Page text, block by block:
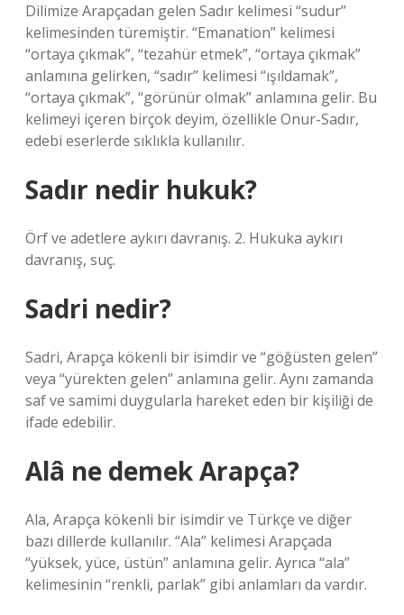
Dilimize Arapçadan gelen Sadır kelimesi “sudur”
kelimesinden türemiştir. “Emanation” kelimesi
“ortaya çıkmak”, “tezahür etmek”, “ortaya çıkmak”
anlamına gelirken, “sadır” kelimesi “ışıldamak”,
“ortaya çıkmak”, “görünür olmak” anlamına gelir. Bu
kelimeyi içeren birçok deyim, özellikle Onur-Sadır,
edebi eserlerde sıklıkla kullanılır.
Sadır nedir hukuk?
Örf ve adetlere aykırı davranış. 2. Hukuka aykırı
davranış, suç.
Sadri nedir?
Sadri, Arapça kökenli bir isimdir ve “göğüsten gelen”
veya “yürekten gelen” anlamına gelir. Aynı zamanda
saf ve samimi duygularla hareket eden bir kişiliği de
ifade edebilir.
Alâ ne demek Arapça?
Ala, Arapça kökenli bir isimdir ve Türkçe ve diğer
bazı dillerde kullanılır. “Ala” kelimesi Arapçada
“yüksek, yüce, üstün” anlamına gelir. Ayrıca “ala”
kelimesinin “renkli, parlak” gibi anlamları da vardır.